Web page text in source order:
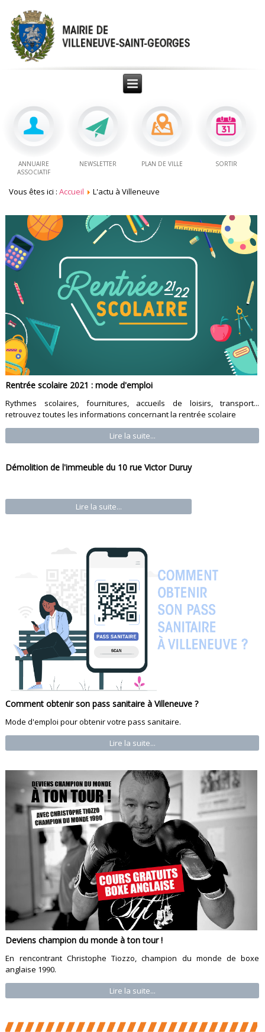
ANNUAIRE
ASSOCIATIF
NEWSLETTER PLAN DE VILLE SORTIR
Vous êtes ici :Accueil L'actu à Villeneuve
Rentrée scolaire 2021 : mode d'emploi
Rythmes scolaires, fournitures, accueils de loisirs, transport...
retrouvez toutes les informations concernant la rentrée scolaire
Lire la suite...
Démolition de l'immeuble du 10 rue Victor Duruy
Lire la suite...
Comment obtenir son pass sanitaire à Villeneuve ?
Mode d'emploi pour obtenir votre pass sanitaire.
Lire la suite...
Deviens champion du monde à ton tour !
En rencontrant Christophe Tiozzo, champion du monde de boxe
anglaise 1990.
Lire la suite...